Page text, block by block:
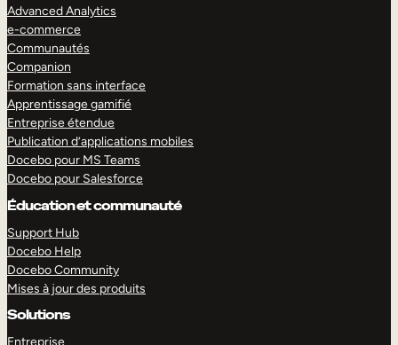
Advanced Analytics
e-commerce
Communautés
Companion
Formation sans interface
Apprentissage gamifié
Entreprise étendue
Publication d’applications mobiles
Docebo pour MS Teams
Docebo pour Salesforce
Éducation et communauté
Support Hub
Docebo Help
Docebo Community
Mises à jour des produits
Solutions
Entreprise